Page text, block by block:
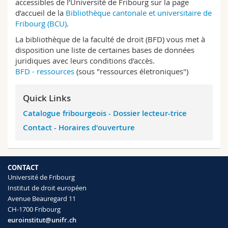
Sciences et médecine
Interfacultaire
Collaborateurs
Doctorants
Webmail
Programme des cours
MyUnifr
accessibles de l’Université de Fribourg sur la page
d’accueil de la Bibliothèque cantonale et universitaire de
Fribourg (BCU).
La bibliothèque de la faculté de droit (BFD) vous met à
disposition une liste de certaines bases de données
juridiques avec leurs conditions d'accès.
BFD - ressources (sous "ressources életroniques")
Quick Links
Catalogue fribourgeois - Dossier lecteur-trice
Contact - Horaires d'ouverture
CONTACT
Université de Fribourg
Institut de droit européen
Avenue Beauregard 11
CH-1700 Fribourg
euroinstitut@unifr.ch